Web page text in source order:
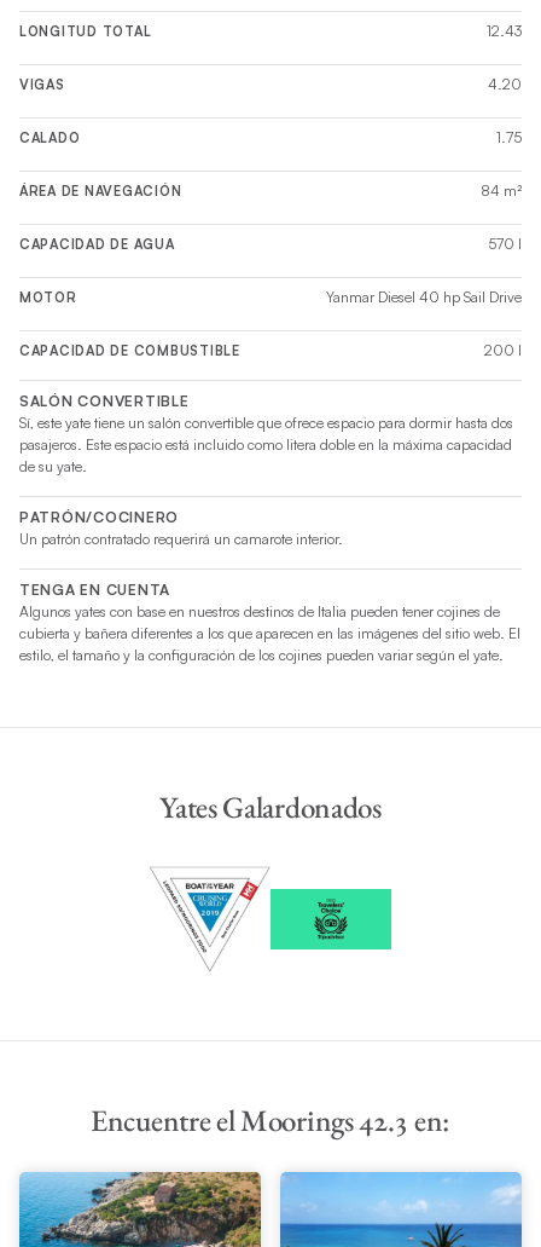
LONGITUD TOTAL 12.43
VIGAS 4.20
CALADO 1.75
ÁREA DE NAVEGACIÓN 84 m²
CAPACIDAD DE AGUA 570 l
MOTOR Yanmar Diesel 40 hp Sail Drive
CAPACIDAD DE COMBUSTIBLE 200 l
SALÓN CONVERTIBLE
Sí, este yate tiene un salón convertible que ofrece espacio para dormir hasta dos
pasajeros. Este espacio está incluido como litera doble en la máxima capacidad
de su yate.
PATRÓN/COCINERO
Un patrón contratado requerirá un camarote interior.
TENGA EN CUENTA
Algunos yates con base en nuestros destinos de Italia pueden tener cojines de
cubierta y bañera diferentes a los que aparecen en las imágenes del sitio web. El
estilo, el tamaño y la configuración de los cojines pueden variar según el yate.
Yates Galardonados
Encuentre el Moorings 42.3 en: